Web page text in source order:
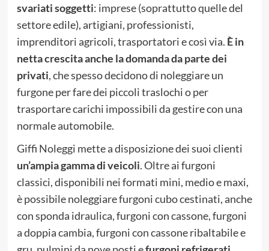
svariati soggetti: imprese (soprattutto quelle del
settore edile), artigiani, professionisti,
imprenditori agricoli, trasportatori e così via. È in
netta crescita anche la domanda da parte dei
privati, che spesso decidono di noleggiare un
furgone per fare dei piccoli traslochi o per
trasportare carichi impossibili da gestire con una
normale automobile.
Giffi Noleggi mette a disposizione dei suoi clienti
un’ampia gamma di veicoli. Oltre ai furgoni
classici, disponibili nei formati mini, medio e maxi,
è possibile noleggiare furgoni cubo cestinati, anche
con sponda idraulica, furgoni con cassone, furgoni
a doppia cambia, furgoni con cassone ribaltabile e